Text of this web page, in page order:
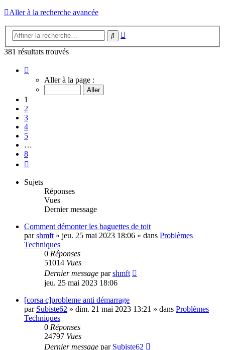
Aller à la recherche avancée
Rechercher
381 résultats trouvés
sur
Aller à la page :
1
2
3
4
5
…
8
Sujets
Réponses
Vues
Dernier message
Comment démonter les baguettes de toit
parshmft » jeu. 25 mai 2023 18:06 » dans Problèmes
Techniques
0 Réponses
51014 Vues
Dernier message parshmft
jeu. 25 mai 2023 18:06
[corsa c]probleme anti démarrage
par Subiste62 » dim. 21 mai 2023 13:21 » dans Problèmes
Techniques
0 Réponses
24797 Vues
Dernier message par Subiste62